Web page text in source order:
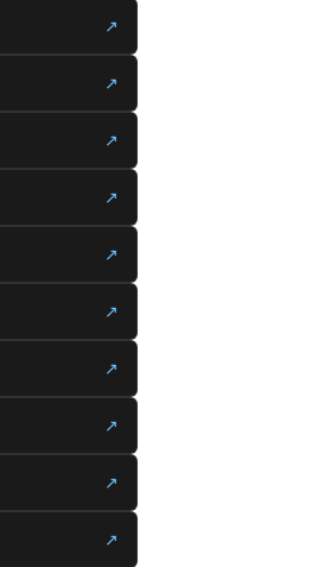
↗
↗
↗
↗
↗
↗
↗
↗
↗
↗